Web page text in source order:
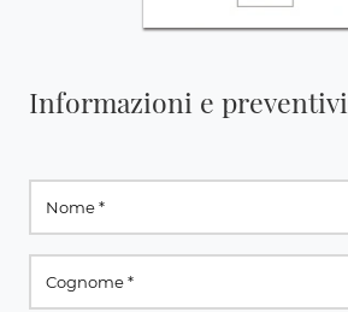
Informazioni e preventivi